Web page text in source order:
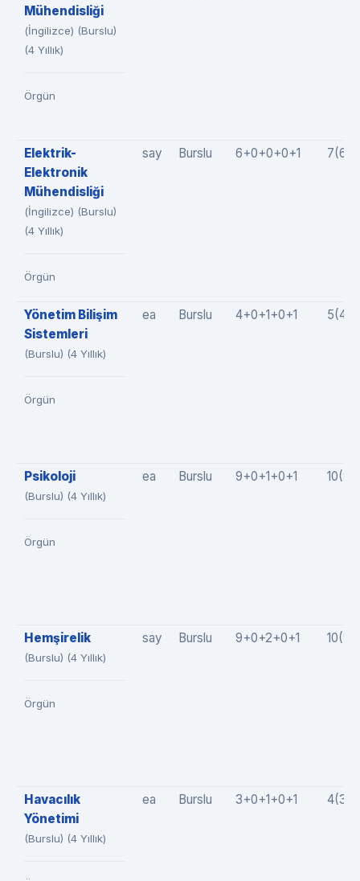
Mühendisliği
(İngilizce) (Burslu)
(4 Yıllık)
Örgün
Elektrik-
Elektronik
Mühendisliği
(İngilizce) (Burslu)
(4 Yıllık)
Örgün
say Burslu 6+0+0+0+1
Yönetim Bilişim
Sistemleri
(Burslu) (4 Yıllık)
Örgün
ea Burslu 4+0+1+0+1
Psikoloji
(Burslu) (4 Yıllık)
Örgün
ea Burslu 9+0+1+0+1
Hemşirelik
(Burslu) (4 Yıllık)
Örgün
say Burslu 9+0+2+0+1
Havacılık
Yönetimi
(Burslu) (4 Yıllık)
ea Burslu 3+0+1+0+1